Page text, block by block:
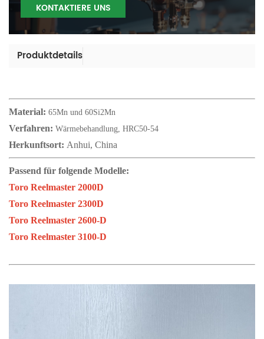
KONTAKTIERE UNS
Produktdetails
Material: 65Mn und 60Si2Mn
Verfahren: Wärmebehandlung, HRC50-54
Herkunftsort: Anhui, China
Passend für folgende Modelle:
Toro Reelmaster 2000D
Toro Reelmaster 2300D
Toro Reelmaster 2600-D
Toro Reelmaster 3100-D